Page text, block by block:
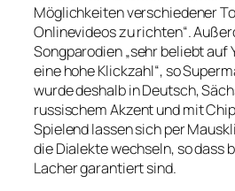
Möglichkeiten verschiedener
Onlinevideos zu richten“.
Songparodien „sehr beliebt auf
eine hohe Klickzahl“, so
wurde deshalb in Deutsch,
russischem Akzent und mit
Spielend lassen sich per
die Dialekte wechseln, so dass
Lacher garantiert sind.